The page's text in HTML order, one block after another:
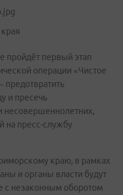
пройдёт первый этап
операции «Чистое
предотвратить
и пресечь
несовершеннолетних,
на пресс-службу
краю, в рамках
и органы власти будут
с незаконным оборотом